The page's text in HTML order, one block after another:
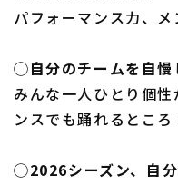
パフォーマンス力、メ
◯自分のチームを自慢
みんな一人ひとり個
ンスでも踊れるところ
◯2026シーズン、自